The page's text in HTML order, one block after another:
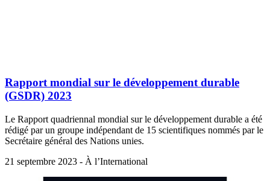
Rapport mondial sur le développement durable
(GSDR) 2023
Le Rapport quadriennal mondial sur le développement durable a été
rédigé par un groupe indépendant de 15 scientifiques nommés par le
Secrétaire général des Nations unies.
21 septembre 2023 - À l’International